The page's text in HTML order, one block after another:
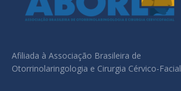
Afiliada à Associação Brasileira de
Otorrinolaringologia e Cirurgia Cérvico-Facial